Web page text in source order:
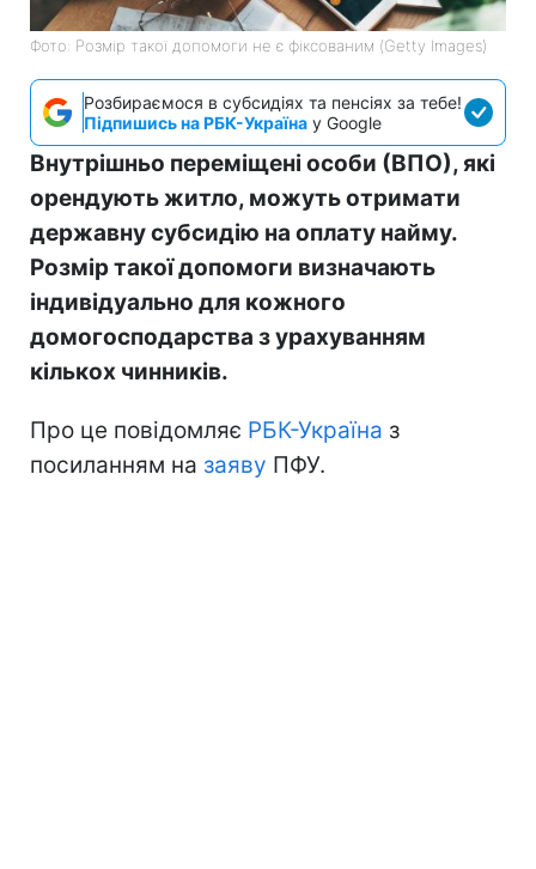
Фото: Розмір такої допомоги не є фіксованим (Getty Images)
Розбираємося в субсидіях та пенсіях за тебе!
Підпишись на РБК-Україна у Google
Внутрішньо переміщені особи (ВПО), які
орендують житло, можуть отримати
державну субсидію на оплату найму.
Розмір такої допомоги визначають
індивідуально для кожного
домогосподарства з урахуванням
кількох чинників.
Про це повідомляє РБК-Україна з
посиланням на заяву ПФУ.